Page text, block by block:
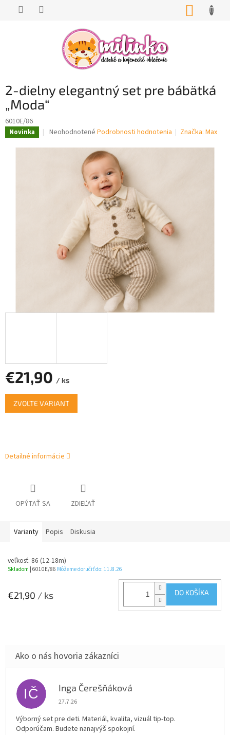
2-dielny elegantný set pre bábätká
„Moda“
6010E/86
Novinka
Priemerné
produktu
hviezdičiek.
Neohodnotené Podrobnosti hodnotenia Značka:Max
€21,90 / ks
Jednotková
cena:
ZVOĽTE VARIANT
Detailné informácie
OPÝTAŤ SA ZDIEĽAŤ
Varianty Popis Diskusia
veľkosť: 86 (12-18m)
Skladom | 6010E/86 Môžeme doručiť do: 11.8.26
€21,90 / ks DO KOŠÍKA
IČ Inga Čerešňáková
Hodnotenie obchodu je 5 z 5 hviezdičiek.
27.7.26
Výborný set pre deti. Materiál, kvalita, vizuál tip-top.
Odporúčam. Budete nanajvýš spokojní.